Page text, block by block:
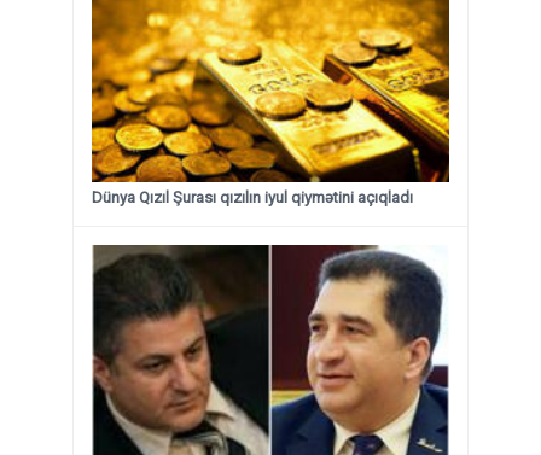
Dünya Qızıl Şurası qızılın iyul qiymətini açıqladı